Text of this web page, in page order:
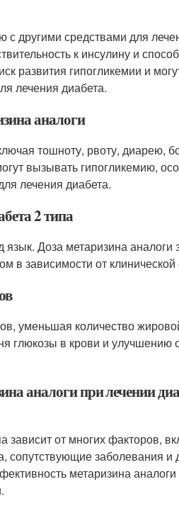
другими средствами для
к инсулину и
развития гипогликемии и
лечения диабета.
аналоги
тошноту, рвоту, диарею,
вызывать гипогликемию,
лечения диабета.
2 типа
Доза метаризина аналоги
в зависимости от клинической
уменьшая количество
глюкозы в крови и улучшению
аналоги при лечении
зависит от многих факторов,
сопутствующие заболевания и
метаризина